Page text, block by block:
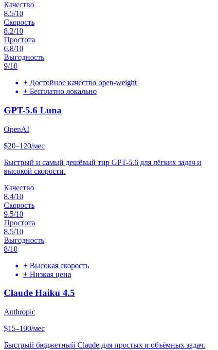
Качество
8.5/10
Скорость
8.2/10
Простота
6.8/10
Выгодность
9/10
+ Достойное качество open-weight
+ Бесплатно локально
GPT-5.6 Luna
OpenAI
$20–120/мес
Быстрый и самый дешёвый тир GPT-5.6 для лёгких задач и
высокой скорости.
Качество
8.4/10
Скорость
9.5/10
Простота
8.5/10
Выгодность
8/10
+ Высокая скорость
+ Низкая цена
Claude Haiku 4.5
Anthropic
$15–100/мес
Быстрый бюджетный Claude для простых и объёмных задач.